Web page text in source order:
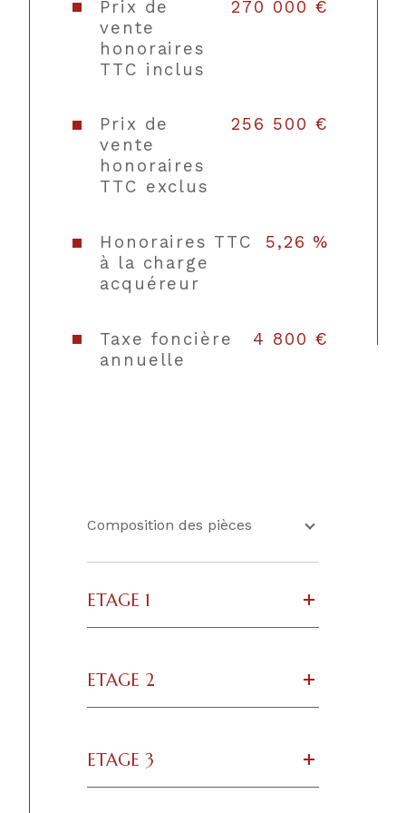
de
chauffage
Collectif
Terrasse NON
Quartier
Centre historique,
Copropriété
NON
Prix de
vente
honoraires
TTC inclus
270 000 €
Prix de
vente
honoraires
TTC exclus
256 500 €
Honoraires TTC
à la charge
acquéreur
5,26 %
Taxe foncière
annuelle
4 800 €
Composition des pièces
ETAGE 1
ETAGE 2
ETAGE 3